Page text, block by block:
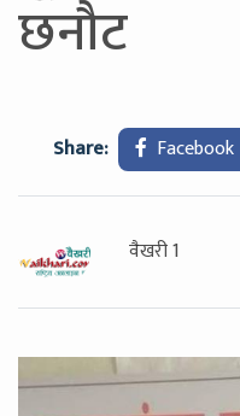
छनौट
Share: Facebook
वैखरी 1